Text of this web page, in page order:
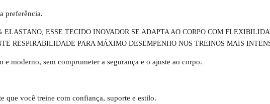
preferência.
ELASTANO, ESSE TECIDO INOVADOR SE ADAPTA AO CORPO COM
RESPIRABILIDADE PARA MÁXIMO DESEMPENHO NOS TREINOS MAIS
e moderno, sem comprometer a segurança e o ajuste ao corpo.
que você treine com confiança, suporte e estilo.